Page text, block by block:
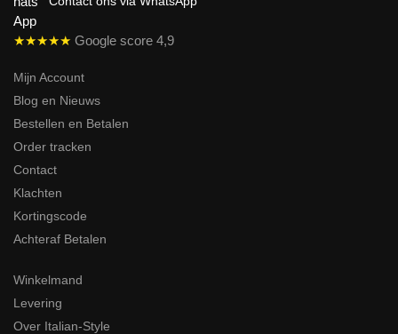
★★★★★ Google score 4,9
Mijn Account
Blog en Nieuws
Bestellen en Betalen
Order tracken
Contact
Klachten
Kortingscode
Achteraf Betalen
Winkelmand
Levering
Over Italian-Style